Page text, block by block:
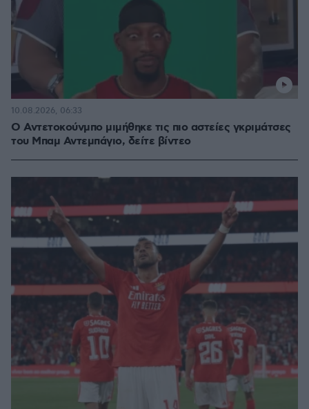
Ο Αντετοκούνμπο μιμήθηκε τις πιο αστείες γκριμάτσες
του Μπαμ Αντεμπάγιο, δείτε βίντεο
10.08.2026, 06:33